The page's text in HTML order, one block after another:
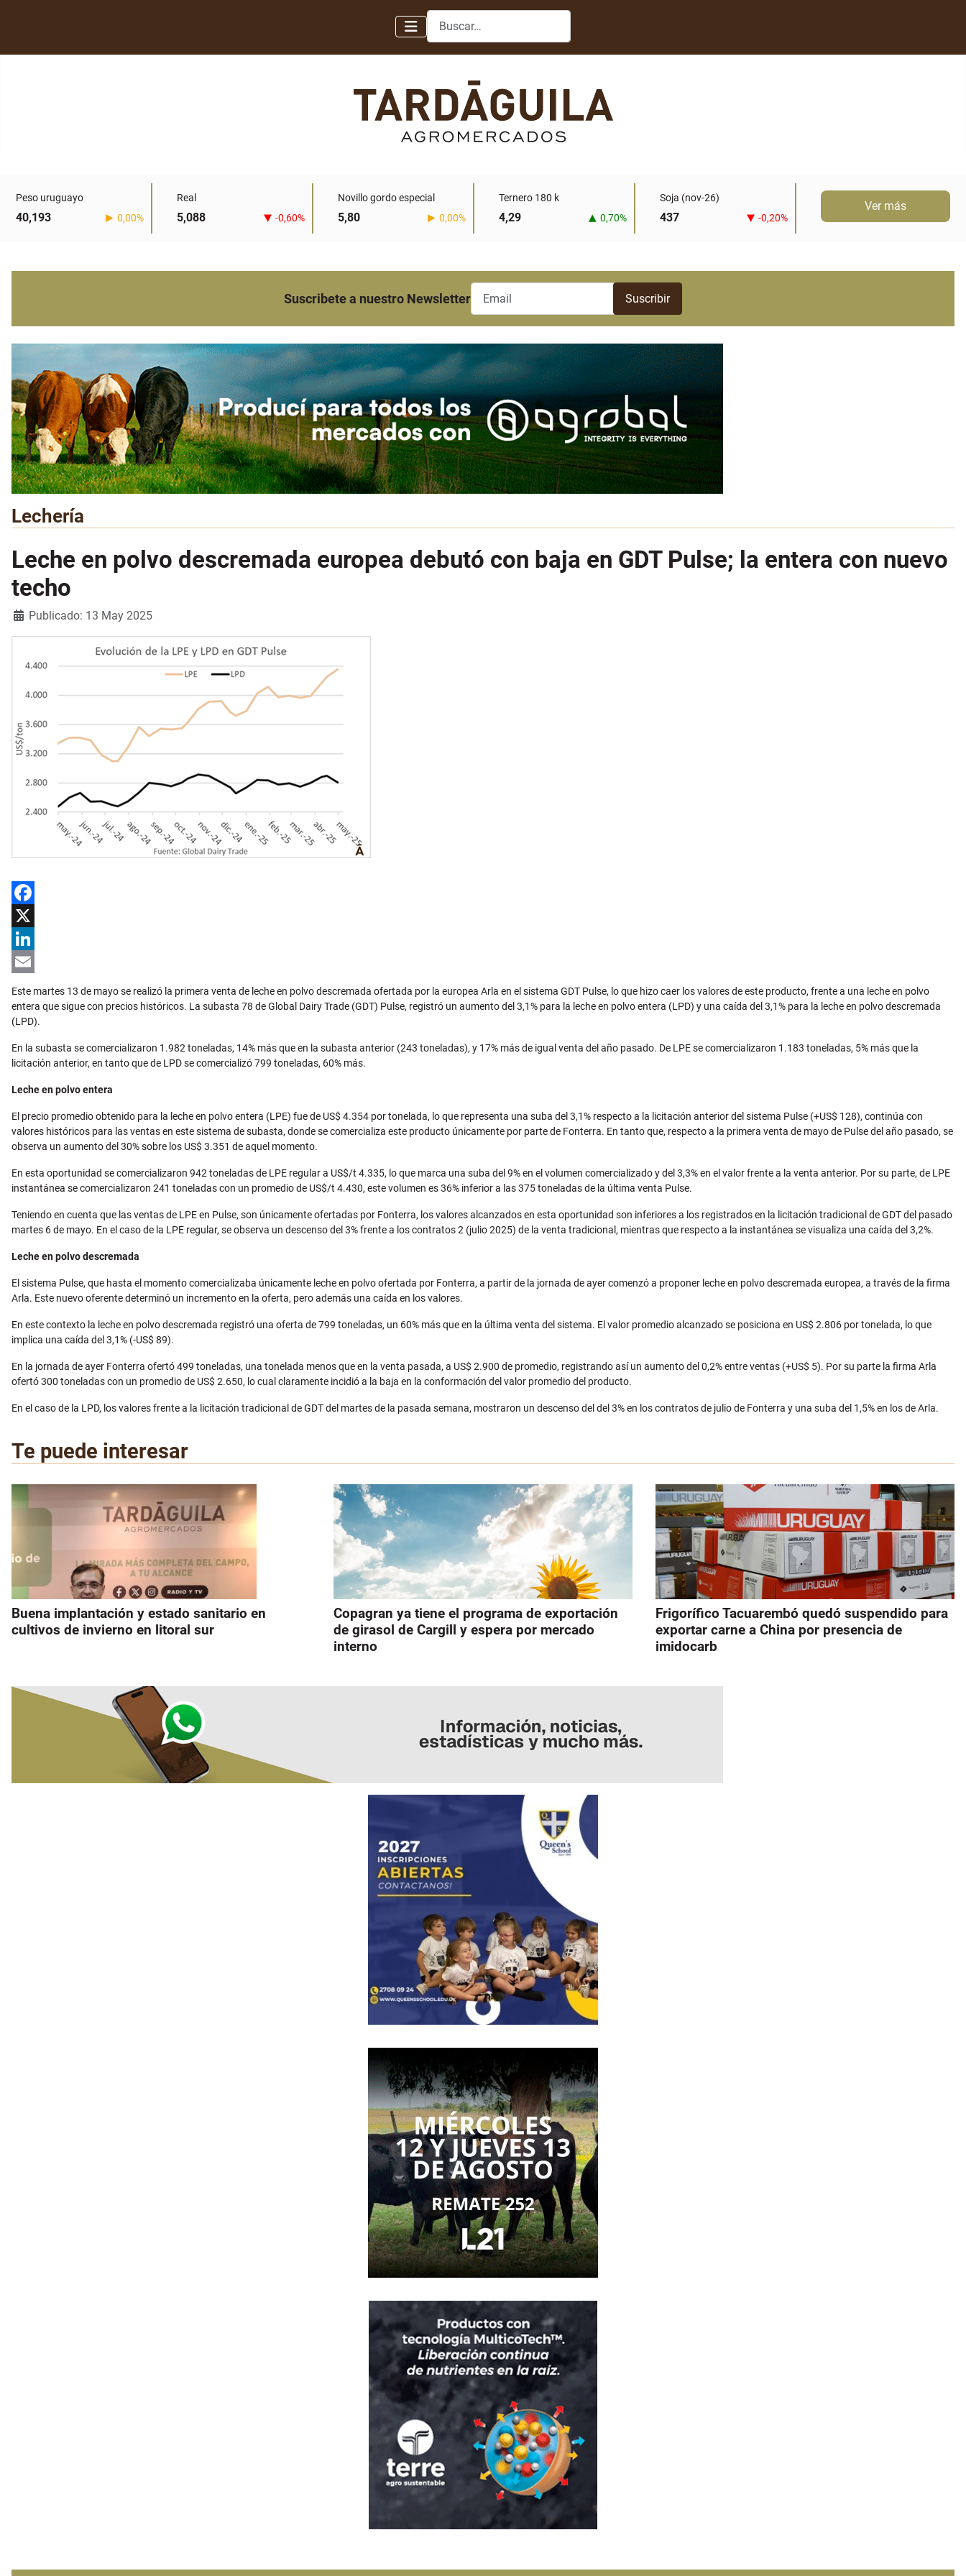
Buscar
Peso uruguayo
40,193 0,00%
Real
5,088 -0,60%
Novillo gordo especial
5,80 0,00%
Ternero 180 k
4,29 0,70%
Soja (nov-26)
437 -0,20%
Ver más
Suscribete a nuestro Newsletter
Lechería
Leche en polvo descremada europea debutó con baja en GDT Pulse; la entera con nuevo
techo
Detalles
Publicado: 13 May 2025
Facebook
X
LinkedIn
Este martes 13 de mayo se realizó la primera venta de leche en polvo descremada ofertada por la europea Arla en el sistema GDT Pulse, lo que hizo caer los valores de este producto, frente a una leche en polvo
entera que sigue con precios históricos. La subasta 78 de Global Dairy Trade (GDT) Pulse, registró un aumento del 3,1% para la leche en polvo entera (LPD) y una caída del 3,1% para la leche en polvo descremada
(LPD).
En la subasta se comercializaron 1.982 toneladas, 14% más que en la subasta anterior (243 toneladas), y 17% más de igual venta del año pasado. De LPE se comercializaron 1.183 toneladas, 5% más que la
licitación anterior, en tanto que de LPD se comercializó 799 toneladas, 60% más.
Leche en polvo entera
El precio promedio obtenido para la leche en polvo entera (LPE) fue de US$ 4.354 por tonelada, lo que representa una suba del 3,1% respecto a la licitación anterior del sistema Pulse (+US$ 128), continúa con
valores históricos para las ventas en este sistema de subasta, donde se comercializa este producto únicamente por parte de Fonterra. En tanto que, respecto a la primera venta de mayo de Pulse del año pasado, se
observa un aumento del 30% sobre los US$ 3.351 de aquel momento.
En esta oportunidad se comercializaron 942 toneladas de LPE regular a US$/t 4.335, lo que marca una suba del 9% en el volumen comercializado y del 3,3% en el valor frente a la venta anterior. Por su parte, de LPE
instantánea se comercializaron 241 toneladas con un promedio de US$/t 4.430, este volumen es 36% inferior a las 375 toneladas de la última venta Pulse.
Teniendo en cuenta que las ventas de LPE en Pulse, son únicamente ofertadas por Fonterra, los valores alcanzados en esta oportunidad son inferiores a los registrados en la licitación tradicional de GDT del pasado
martes 6 de mayo. En el caso de la LPE regular, se observa un descenso del 3% frente a los contratos 2 (julio 2025) de la venta tradicional, mientras que respecto a la instantánea se visualiza una caída del 3,2%.
Leche en polvo descremada
El sistema Pulse, que hasta el momento comercializaba únicamente leche en polvo ofertada por Fonterra, a partir de la jornada de ayer comenzó a proponer leche en polvo descremada europea, a través de la firma
Arla. Este nuevo oferente determinó un incremento en la oferta, pero además una caída en los valores.
En este contexto la leche en polvo descremada registró una oferta de 799 toneladas, un 60% más que en la última venta del sistema. El valor promedio alcanzado se posiciona en US$ 2.806 por tonelada, lo que
implica una caída del 3,1% (-US$ 89).
En la jornada de ayer Fonterra ofertó 499 toneladas, una tonelada menos que en la venta pasada, a US$ 2.900 de promedio, registrando así un aumento del 0,2% entre ventas (+US$ 5). Por su parte la firma Arla
ofertó 300 toneladas con un promedio de US$ 2.650, lo cual claramente incidió a la baja en la conformación del valor promedio del producto.
En el caso de la LPD, los valores frente a la licitación tradicional de GDT del martes de la pasada semana, mostraron un descenso del del 3% en los contratos de julio de Fonterra y una suba del 1,5% en los de Arla.
Te puede interesar
Buena implantación y estado sanitario en
cultivos de invierno en litoral sur
Copagran ya tiene el programa de exportación
de girasol de Cargill y espera por mercado
interno
Frigorífico Tacuarembó quedó suspendido para
exportar carne a China por presencia de
imidocarb